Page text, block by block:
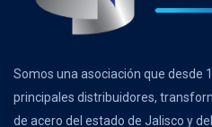
Somos una asociación que desde
principales distribuidores,
de acero del estado de Jalisco y del